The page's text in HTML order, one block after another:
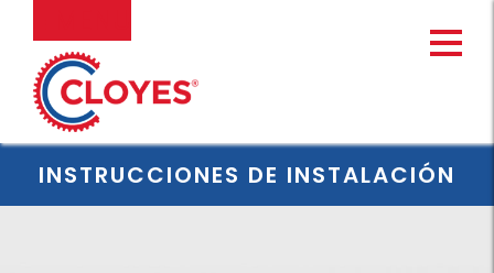
contenido
INSTRUCCIONES DE INSTALACIÓN